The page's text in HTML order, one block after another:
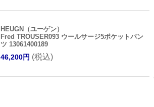
HEUGN（ユーゲン）
Fred TROUSER093 ウールサージ5ポケットパン
ツ 13061400189
46,200円 (税込)